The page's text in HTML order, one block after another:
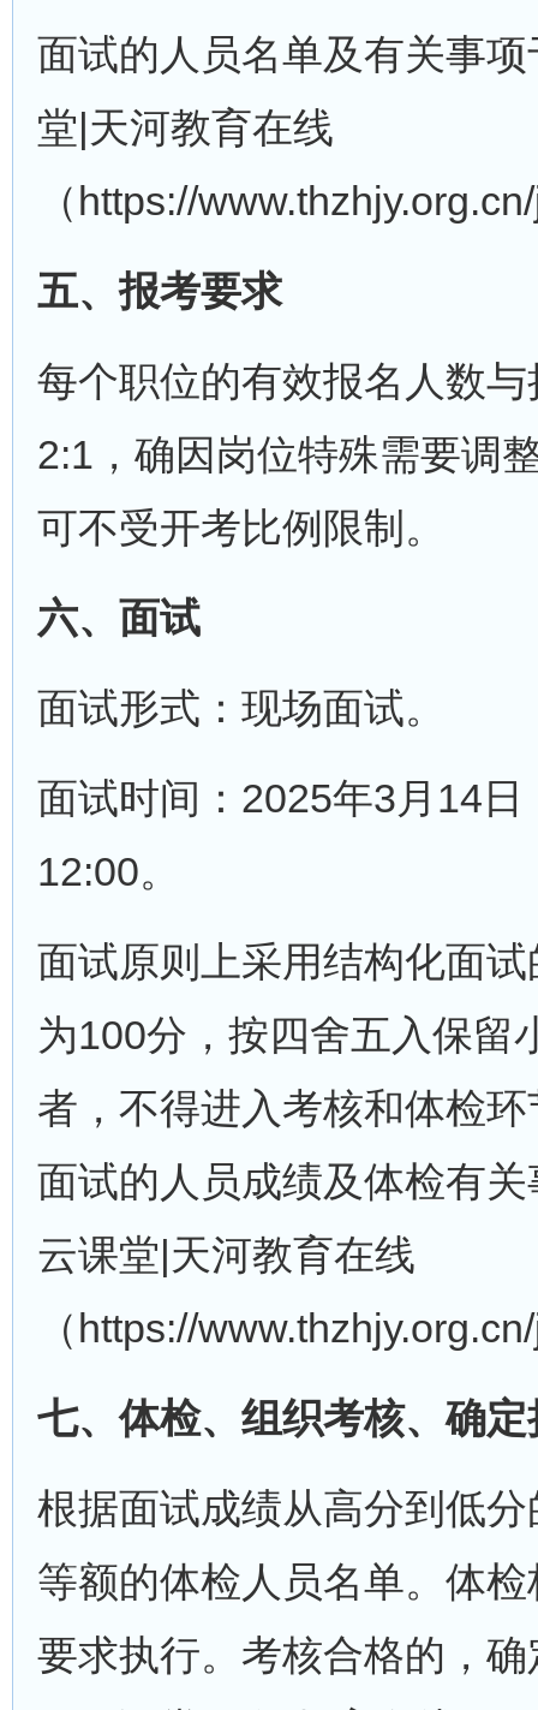
面试的人员名单及有关事
堂|天河教育在线
（https://
五、报考要求
每个职位的有效报名人数
2:1，确因岗位特殊需要调
可不受开考比例限制。
六、面试
面试形式：现场面试。
面试时间：2025年3月14
12:00。
面试原则上采用结构化面
为100分，按四舍五入保留
者，不得进入考核和体检
面试的人员成绩及体检有
云课堂|天河教育在线
（https://
七、体检、组织考核、确
根据面试成绩从高分到低
等额的体检人员名单。体
要求执行。考核合格的，